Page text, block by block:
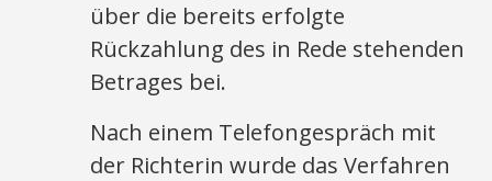
über die bereits erfolgte
Rückzahlung des in Rede stehenden
Betrages bei.
Nach einem Telefongespräch mit
der Richterin wurde das Verfahren